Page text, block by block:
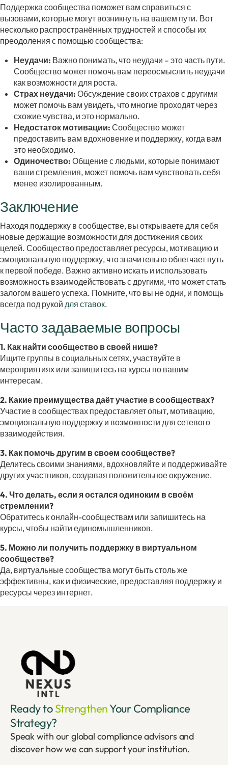
Поддержка сообщества поможет вам справиться с
вызовами, которые могут возникнуть на вашем пути. Вот
несколько распространённых трудностей и способы их
преодоления с помощью сообщества:
Неудачи: Важно понимать, что неудачи – это часть пути.
Сообщество может помочь вам переосмыслить неудачи
как возможности для роста.
Страх неудачи: Обсуждение своих страхов с другими
может помочь вам увидеть, что многие проходят через
схожие чувства, и это нормально.
Недостаток мотивации: Сообщество может
предоставить вам вдохновение и поддержку, когда вам
это необходимо.
Одиночество: Общение с людьми, которые понимают
ваши стремления, может помочь вам чувствовать себя
менее изолированным.
Заключение
Находя поддержку в сообществе, вы открываете для себя
новые держащие возможности для достижения своих
целей. Сообщество предоставляет ресурсы, мотивацию и
эмоциональную поддержку, что значительно облегчает путь
к первой победе. Важно активно искать и использовать
возможность взаимодействовать с другими, что может стать
залогом вашего успеха. Помните, что вы не одни, и помощь
всегда под рукой для ставок.
Часто задаваемые вопросы
1. Как найти сообщество в своей нише?
Ищите группы в социальных сетях, участвуйте в
мероприятиях или запишитесь на курсы по вашим
интересам.
2. Какие преимущества даёт участие в сообществах?
Участие в сообществах предоставляет опыт, мотивацию,
эмоциональную поддержку и возможности для сетевого
взаимодействия.
3. Как помочь другим в своем сообществе?
Делитесь своими знаниями, вдохновляйте и поддерживайте
других участников, создавая положительное окружение.
4. Что делать, если я остался одиноким в своём
стремлении?
Обратитесь к онлайн-сообществам или запишитесь на
курсы, чтобы найти единомышленников.
5. Можно ли получить поддержку в виртуальном
сообществе?
Да, виртуальные сообщества могут быть столь же
эффективны, как и физические, предоставляя поддержку и
ресурсы через интернет.
Ready toStrengthenYour Compliance
Strategy?
Speak with our global compliance advisors and
discover how we can support your institution.